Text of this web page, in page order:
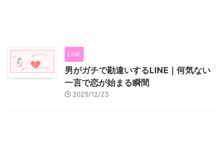
LINE
男がガチで勘違いするLINE｜何気ない
一言で恋が始まる瞬間
2025/12/23